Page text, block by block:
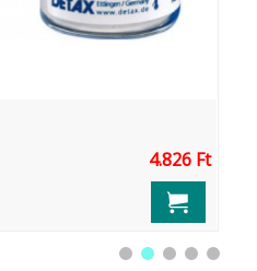
4.826 Ft